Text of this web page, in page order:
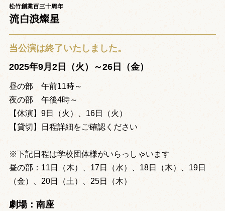
松竹創業百三十周年
流白浪燦星
当公演は終了いたしました。
2025年9月2日（火）～26日（金）
昼の部 午前11時～
夜の部 午後4時～
【休演】9日（火）、16日（火）
【貸切】日程詳細をご確認ください
※下記日程は学校団体様がいらっしゃいます
昼の部：11日（木）、17日（水）、18日（木）、19日
（金）、20日（土）、25日（木）
劇場：南座